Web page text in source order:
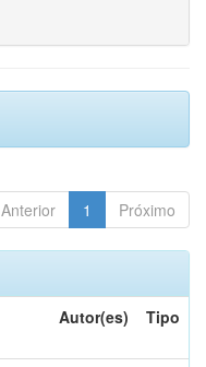
Anterior 1 Próximo
Autor(es) Tipo